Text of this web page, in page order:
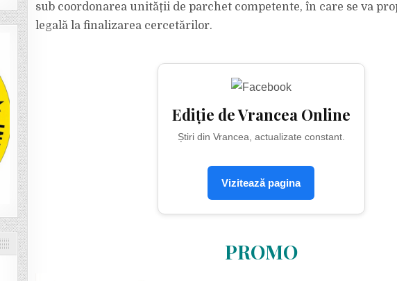
sub coordonarea unității de parchet competente, în care se va
legală la finalizarea cercetărilor.
Ediție de Vrancea Online
Știri din Vrancea, actualizate constant.
Vizitează pagina
PROMO